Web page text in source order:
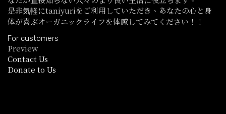
是非気軽にtaniyuriをご利用していただき、あなたの心と身
体が喜ぶオーガニックライフを体感してみてください！！
For customers
Preview
Contact Us
Donate to Us